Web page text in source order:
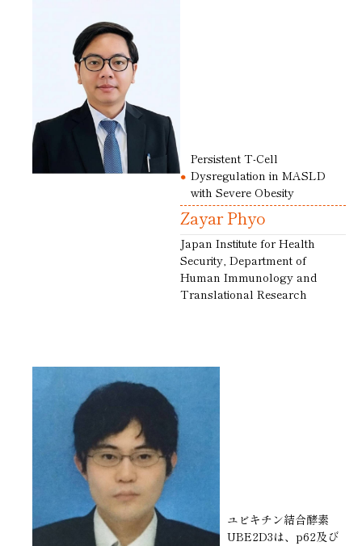
Persistent T-Cell
Dysregulation in MASLD
with Severe Obesity
Zayar Phyo
Japan Institute for Health
Security, Department of
Human Immunology and
Translational Research
ユビキチン結合酵素
UBE2D3は、p62及び